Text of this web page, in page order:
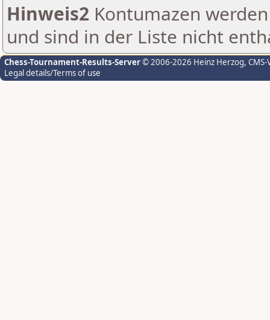
Hinweis2 Kontumazen
und sind in der Liste nicht
Chess-Tournament-Results-Server© 2006-2026 Heinz Herzog,
Legal details/Terms of use